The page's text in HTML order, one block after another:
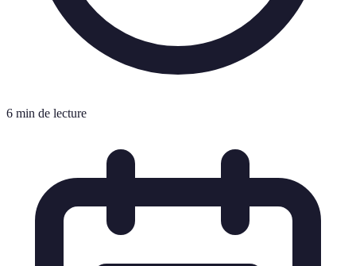
6 min de lecture